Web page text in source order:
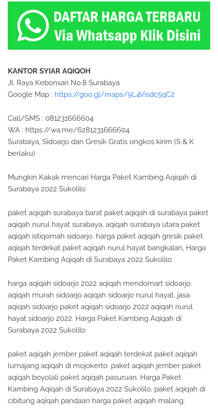
KANTOR SYIAR AQIQOH
Jl. Raya Kebonsari No.8 Surabaya
Google Map : https://goo.gl/maps/9L4Visdc5qC2
Call/SMS : 081231666604
WA : https://wa.me/6281231666604
Surabaya, Sidoarjo dan Gresik Gratis ongkos kirim (S & K
berlaku)
Mungkin Kakak mencari Harga Paket Kambing Aqiqah di
Surabaya 2022 Sukolilo
paket aqiqah surabaya barat paket aqiqah di surabaya paket
aqiqah nurul hayat surabaya. aqiqah surabaya utara paket
aqiqah istiqomah sidoarjo. harga paket aqiqah gresik paket
aqiqah terdekat paket aqiqah nurul hayat bangkalan, Harga
Paket Kambing Aqiqah di Surabaya 2022 Sukolilo.
harga aqiqah sidoarjo 2022 aqiqah mendomart sidoarjo.
aqiqah murah sidoarjo aqiqah sidoarjo nurul hayat. jasa
aqiqah sidoarjo paket aqiqah sidoarjo 2022 aqiqah nurul
hayat sidoarjo 2022. Harga Paket Kambing Aqiqah di
Surabaya 2022 Sukolilo
paket aqiqah jember paket aqiqah terdekat paket aqiqah
lumajang aqiqah di mojokerto. paket aqiqah jember paket
aqiqah boyolali paket aqiqah pasuruan. Harga Paket
Kambing Aqiqah di Surabaya 2022 Sukolilo. paket aqiqah di
cibitung aqiqah pandaan harga paket aqiqah malang.